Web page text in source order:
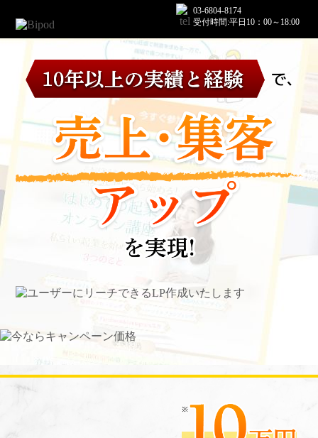
03-6804-8174
受付時間:平日10：00～18:00